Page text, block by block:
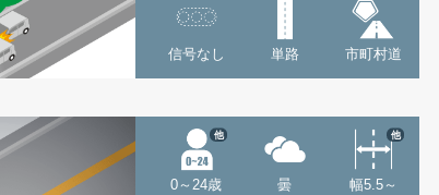
信号なし 単路 市町村道
0～24歳
他
曇
幅5.5～
他